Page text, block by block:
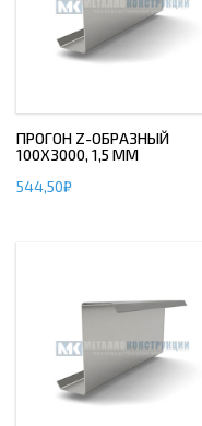
ПРОГОН Z-ОБРАЗНЫЙ
100Х3000, 1,5 ММ
544,50₽